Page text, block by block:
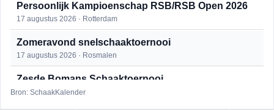
Persoonlijk Kampioenschap RSB/RSB Open 2026
17 augustus 2026 · Rotterdam
Zomeravond snelschaaktoernooi
17 augustus 2026 · Rosmalen
Zesde Bomans Schaaktoernooi
17 augustus 2026 · Haarlem
Bron: SchaakKalender